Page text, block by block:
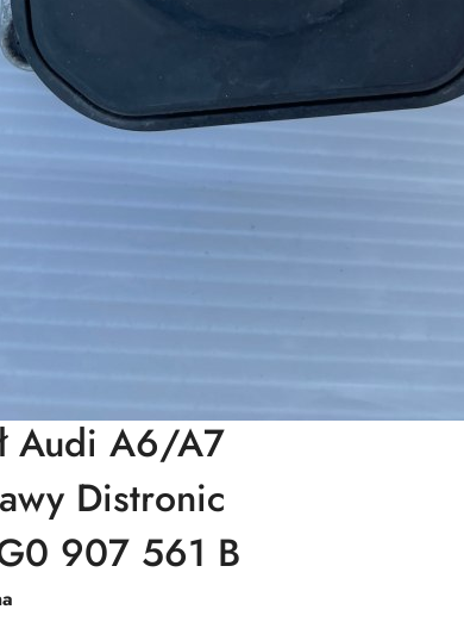
Audi A6/A7
Distronic
907 561 B